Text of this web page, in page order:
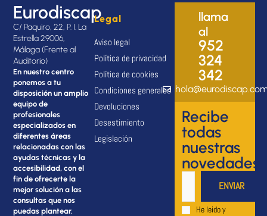
Eurodiscap
C/ Paquiro, 22, P. I. La
Estrella 29006,
Málaga (Frente al
Auditorio)
En nuestro centro
ponemos a tu
disposición un amplio
equipo de
profesionales
especializados en
diferentes áreas
relacionadas con las
ayudas técnicas y la
accesibilidad, con el
fin de ofrecerte la
mejor solución a las
consultas que nos
puedas plantear.
Legal
Aviso legal
Política de privacidad
Política de cookies
Condiciones generales
Devoluciones
Desestimiento
Legislación
llama
al
952
324
342
Recibe
todas
nuestras
novedades
He leido y